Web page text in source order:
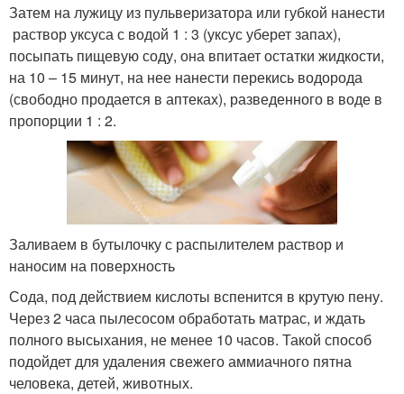
Затем на лужицу из пульверизатора или губкой нанести
раствор уксуса с водой 1 : 3 (уксус уберет запах),
посыпать пищевую соду, она впитает остатки жидкости,
на 10 – 15 минут, на нее нанести перекись водорода
(свободно продается в аптеках), разведенного в воде в
пропорции 1 : 2.
Заливаем в бутылочку с распылителем раствор и
наносим на поверхность
Сода, под действием кислоты вспенится в крутую пену.
Через 2 часа пылесосом обработать матрас, и ждать
полного высыхания, не менее 10 часов. Такой способ
подойдет для удаления свежего аммиачного пятна
человека, детей, животных.